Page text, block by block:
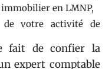
en LMNP,
de votre activité de
fait de confier la
expert comptable